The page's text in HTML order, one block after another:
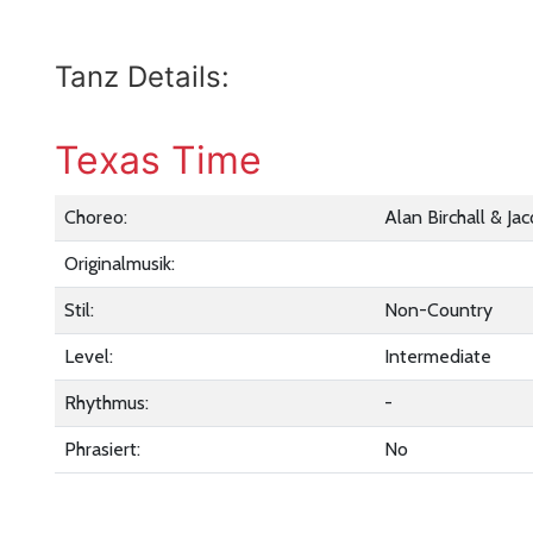
Tanz Details:
Texas Time
Choreo: Alan Birchall &
Originalmusik:
Stil: Non-Country
Level: Intermediate
Rhythmus: -
Phrasiert: No